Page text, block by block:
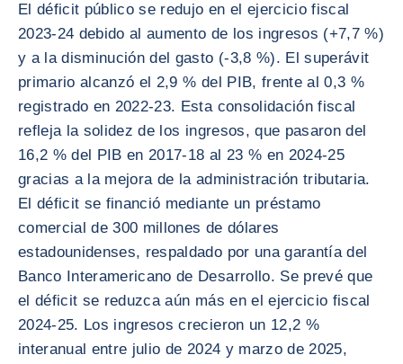
El déficit público se redujo en el ejercicio fiscal
2023-24 debido al aumento de los ingresos (+7,7 %)
y a la disminución del gasto (-3,8 %). El superávit
primario alcanzó el 2,9 % del PIB, frente al 0,3 %
registrado en 2022-23. Esta consolidación fiscal
refleja la solidez de los ingresos, que pasaron del
16,2 % del PIB en 2017-18 al 23 % en 2024-25
gracias a la mejora de la administración tributaria.
El déficit se financió mediante un préstamo
comercial de 300 millones de dólares
estadounidenses, respaldado por una garantía del
Banco Interamericano de Desarrollo. Se prevé que
el déficit se reduzca aún más en el ejercicio fiscal
2024-25. Los ingresos crecieron un 12,2 %
interanual entre julio de 2024 y marzo de 2025,